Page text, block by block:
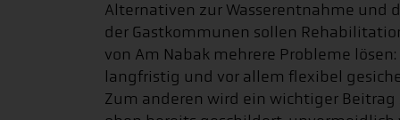
Alternativen zur Wasserentnahme
der Gastkommunen sollen
von Am Nabak mehrere Probleme
langfristig und vor allem flexibel
Zum anderen wird ein wichtiger Beitrag